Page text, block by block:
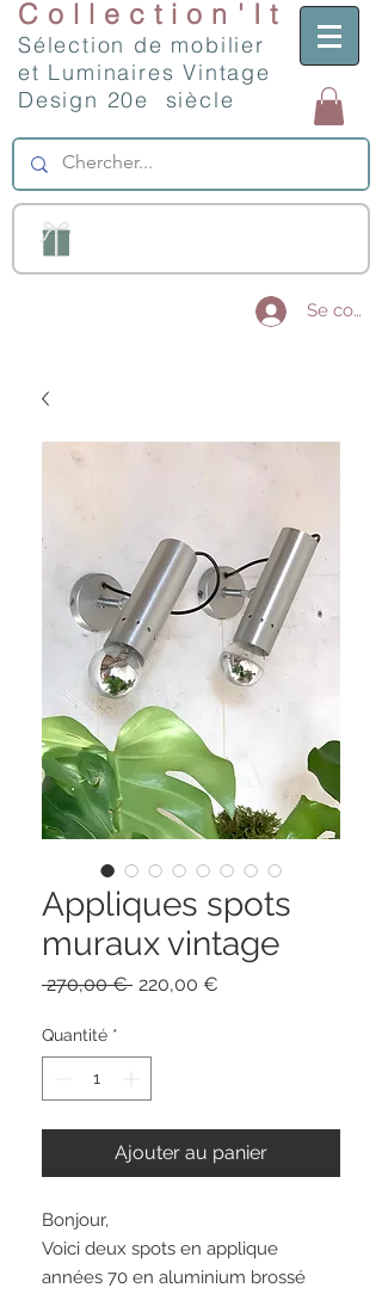
Collection'It
Sélection de mobilier
et Luminaires Vintage
Design 20e siècle
Se
Appliques spots
muraux vintage
270,00 € Prix
220,00 €
Quantité *
Ajouter au panier
Bonjour,
Voici deux spots en applique
années 70 en aluminium brossé